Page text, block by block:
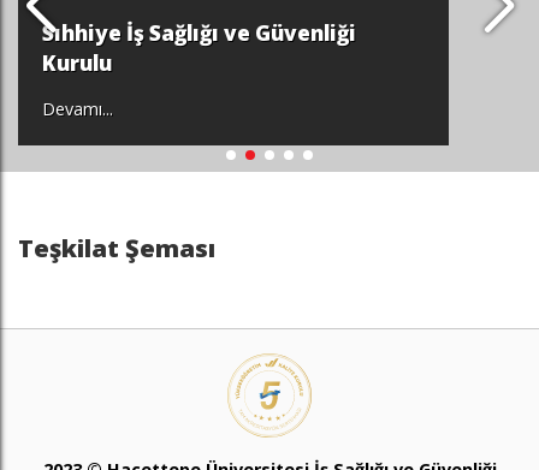
Sıhhiye İş Sağlığı ve Güvenliği
Kurulu
Devamı...
Teşkilat Şeması